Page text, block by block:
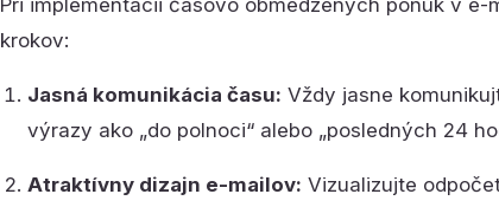
Pri implementácii časovo obmedzených ponúk v
krokov:
Jasná komunikácia času: Vždy jasne
výrazy ako „do polnoci“ alebo „posledných 24
Atraktívny dizajn e-mailov: Vizualizujte